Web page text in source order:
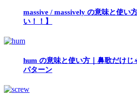
massive / massively の意味と使い
い！！】
hum の意味と使い方｜鼻歌だけじ
パターン